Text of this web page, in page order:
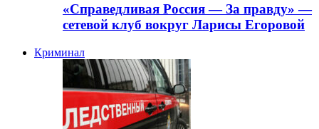
«Справедливая Россия — За правду» —
сетевой клуб вокруг Ларисы Егоровой
Криминал